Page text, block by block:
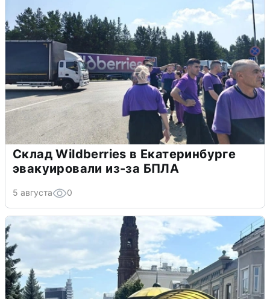
Склад Wildberries в Екатеринбурге
эвакуировали из-за БПЛА
5 августа 0